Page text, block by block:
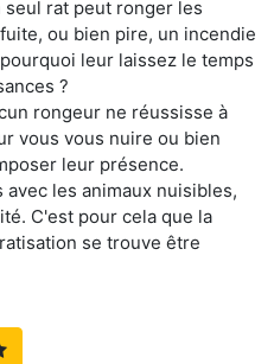
seul rat peut ronger les
ou bien pire, un incendie
leur laissez le temps
?
rongeur ne réussisse à
vous vous nuire ou bien
leur présence.
les animaux nuisibles,
C'est pour cela que la
se trouve être